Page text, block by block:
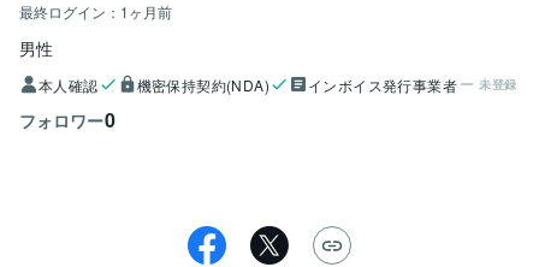
最終ログイン： 1ヶ月前
男性
本人確認 機密保持契約(NDA) インボイス発行事業者 未登録
フォロワー0